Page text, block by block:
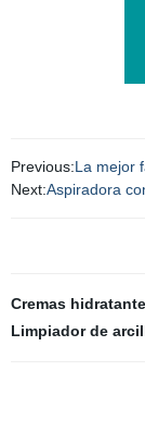
Previous:La mejor
Next:Aspiradora
Cremas
Limpiador de